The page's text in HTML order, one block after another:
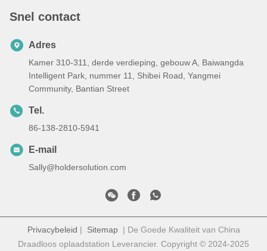
Snel contact
Adres
Kamer 310-311, derde verdieping, gebouw A, Baiwangda
Intelligent Park, nummer 11, Shibei Road, Yangmei
Community, Bantian Street
Tel.
86-138-2810-5941
E-mail
Sally@holdersolution.com
Privacybeleid | Sitemap| De Goede Kwaliteit van China
Draadloos oplaadstation Leverancier. Copyright © 2024-2025